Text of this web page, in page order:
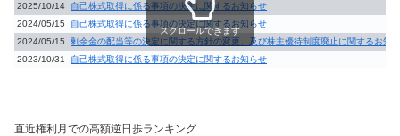
2025/10/14
自己株式取得に係る事項の決定に関するお知らせ
2024/05/15
自己株式取得に係る事項の決定に関するお知らせ
2024/05/15
剰余金の配当等の決定に関する方針の変更、及び株主優待制度廃止に関するお知
2023/10/31
自己株式取得に係る事項の決定に関するお知らせ
スクロールできます
直近権利月での高額逆日歩ランキング